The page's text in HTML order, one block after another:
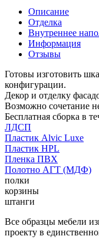
Описание
Отделка
Внутреннее
Информация
Отзывы
Готовы изготовить
конфигурации.
Декор и отделку
Возможно сочетание
Бесплатная сборка в
ЛДСП
Пластик Alvic Luxe
Пластик HPL
Пленка ПВХ
Полотно АГТ (МДФ)
полки
корзины
штанги
Все образцы мебели
проекту в